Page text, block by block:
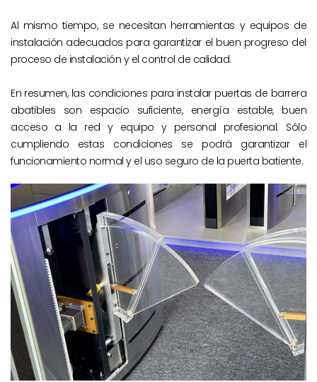
Al mismo tiempo, se necesitan herramientas y equipos de
instalación adecuados para garantizar el buen progreso del
proceso de instalación y el control de calidad.
En resumen, las condiciones para instalar puertas de barrera
abatibles son espacio suficiente, energía estable, buen
acceso a la red y equipo y personal profesional. Sólo
cumpliendo estas condiciones se podrá garantizar el
funcionamiento normal y el uso seguro de la puerta batiente.